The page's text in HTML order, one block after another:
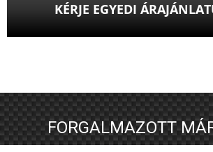
KÉRJE EGYEDI
FORGALMAZOTT